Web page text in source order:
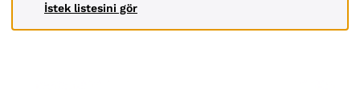
İstek listesini gör